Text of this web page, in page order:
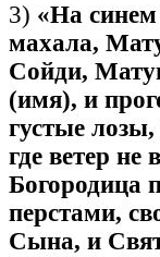
3) «На
махала,
Сойди,
(имя), и
густые лозы,
где ветер
Богородица
перстами,
Сына, и